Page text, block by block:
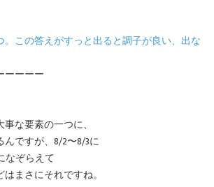
。この答えがすっと出ると調子が良い、出な
ーーーー
な要素の一つに、
んですが、8/2〜8/3に
なぞらえて
まさにそれですね。